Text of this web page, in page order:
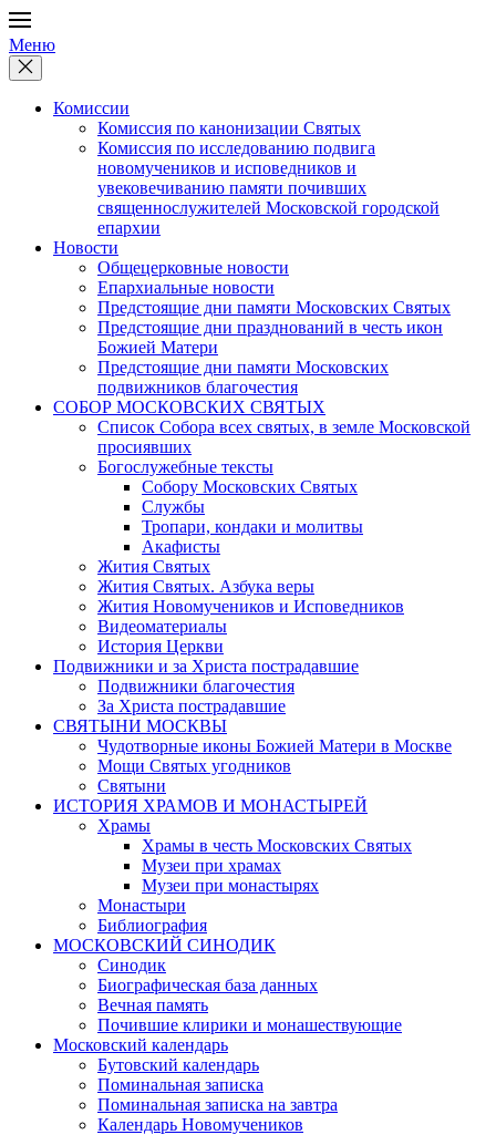
Меню
Комиссии
Комиссия по канонизации Святых
Комиссия по исследованию подвига
новомучеников и исповедников и
увековечиванию памяти почивших
священнослужителей Московской городской
епархии
Новости
Общецерковные новости
Епархиальные новости
Предстоящие дни памяти Московских Святых
Предстоящие дни празднований в честь икон
Божией Матери
Предстоящие дни памяти Московских
подвижников благочестия
СОБОР МОСКОВСКИХ СВЯТЫХ
Список Собора всех святых, в земле Московской
просиявших
Богослужебные тексты
Собору Московских Святых
Службы
Тропари, кондаки и молитвы
Акафисты
Жития Святых
Жития Святых. Азбука веры
Жития Новомучеников и Исповедников
Видеоматериалы
История Церкви
Подвижники и за Христа пострадавшие
Подвижники благочестия
За Христа пострадавшие
СВЯТЫНИ МОСКВЫ
Чудотворные иконы Божией Матери в Москве
Мощи Святых угодников
Святыни
ИСТОРИЯ ХРАМОВ И МОНАСТЫРЕЙ
Храмы
Храмы в честь Московских Святых
Музеи при храмах
Музеи при монастырях
Монастыри
Библиография
МОСКОВСКИЙ СИНОДИК
Синодик
Биографическая база данных
Вечная память
Почившие клирики и монашествующие
Московский календарь
Бутовский календарь
Поминальная записка
Поминальная записка на завтра
Календарь Новомучеников